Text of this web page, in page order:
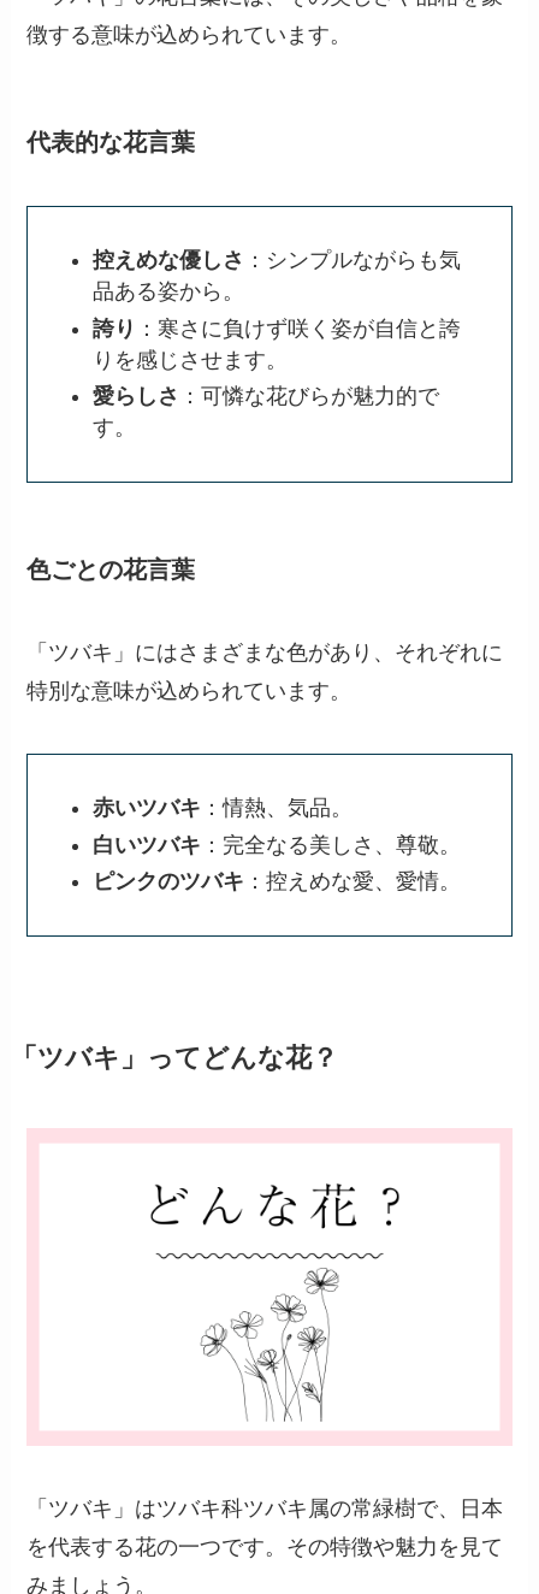
徴する意味が込められています。
代表的な花言葉
控えめな優しさ ：シンプルながらも気
品ある姿から。
誇り ：寒さに負けず咲く姿が自信と誇
りを感じさせます。
愛らしさ ：可憐な花びらが魅力的で
す。
色ごとの花言葉
「ツバキ」にはさまざまな色があり、それぞれに
特別な意味が込められています。
赤いツバキ ：情熱、気品。
白いツバキ ：完全なる美しさ、尊敬。
ピンクのツバキ ：控えめな愛、愛情。
「ツバキ」ってどんな花？
「ツバキ」はツバキ科ツバキ属の常緑樹で、日本
を代表する花の一つです。その特徴や魅力を見て
みましょう。